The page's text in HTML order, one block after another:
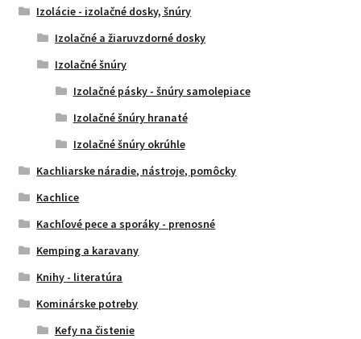
Izolácie - izolačné dosky, šnúry
Izolačné a žiaruvzdorné dosky
Izolačné šnúry
Izolačné pásky - šnúry samolepiace
Izolačné šnúry hranaté
Izolačné šnúry okrúhle
Kachliarske náradie, nástroje, pomôcky
Kachlice
Kachľové pece a sporáky - prenosné
Kemping a karavany
Knihy - literatúra
Kominárske potreby
Kefy na čistenie